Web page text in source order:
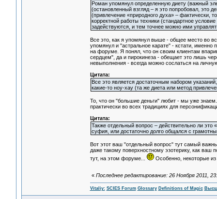
Роман упомянул определенную диету (важный
(остановленный взгляд – я это попробовал, это
(привлечение «природного духа» – фактически,
корректной работы техники (стандартное
задействуются, и тем точнее можно ими
Все это, как я упомянул выше - общее место во
упомянул и "астральное карате" - кстати, именно
на форуме. Я понял, что он своим клиентам
сердцем", да и пирокинеза - обещает это лишь
невыполнения - всегда можно сослаться на
Цитата:
Все это является достаточным набором
какие-то ноу-хау (та же диета или метод
То, что он "большие деньги" любит - мы уже
практически во всех традициях для
Цитата:
Также отдельный вопрос – действительно ли
суфия, или достаточно долго общался с
Вот этот ваш "отдельный вопрос" тут самый
даже такому поверхностному эзотерику, как ваш
тут, на этом форуме...
Особенно, некоторые
« Последнее редактирование: 26 Ноября 2011,
Vitaliy: SCIES Forum Glossary Definitions of Magic